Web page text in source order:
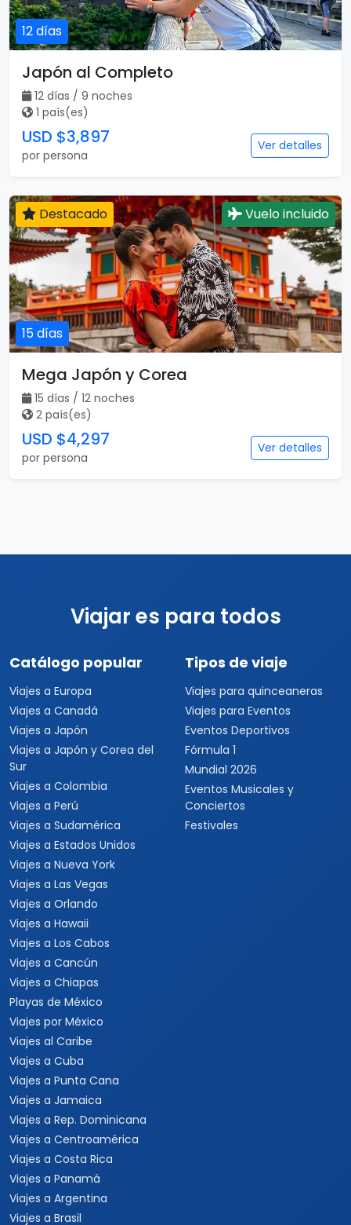
12 días
Japón al Completo
12 días / 9 noches
1 país(es)
USD $3,897
por persona
Ver detalles
15 días
Destacado Vuelo incluido
Mega Japón y Corea
15 días / 12 noches
2 país(es)
USD $4,297
por persona
Ver detalles
Viajar es para todos
Catálogo popular
Viajes a Europa
Viajes a Canadá
Viajes a Japón
Viajes a Japón y Corea del
Sur
Viajes a Colombia
Viajes a Perú
Viajes a Sudamérica
Viajes a Estados Unidos
Viajes a Nueva York
Viajes a Las Vegas
Viajes a Orlando
Viajes a Hawaii
Viajes a Los Cabos
Viajes a Cancún
Viajes a Chiapas
Playas de México
Viajes por México
Viajes al Caribe
Viajes a Cuba
Viajes a Punta Cana
Viajes a Jamaica
Viajes a Rep. Dominicana
Viajes a Centroamérica
Viajes a Costa Rica
Viajes a Panamá
Viajes a Argentina
Viajes a Brasil
Tipos de viaje
Viajes para quinceaneras
Viajes para Eventos
Eventos Deportivos
Fórmula 1
Mundial 2026
Eventos Musicales y
Conciertos
Festivales